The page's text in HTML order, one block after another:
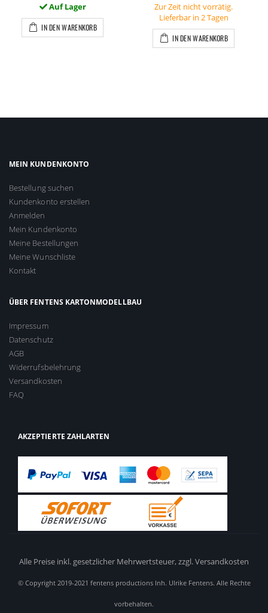
Auf Lager
IN DEN WARENKORB
Zur Zeit nicht vorrätig.
Lieferbar in 2 Tagen
IN DEN WARENKORB
MEIN KUNDENKONTO
Bestellung suchen
Kundenkonto erstellen
Anmelden
Mein Kundenkonto
Meine Bestellungen
Meine Wunschliste
Kontakt
ÜBER FENTENS KARTONMODELLBAU
Impressum
Datenschutz
AGB
Widerrufsbelehrung
Versandkosten
FAQ
AKZEPTIERTE ZAHLARTEN
Alle Preise inkl. gesetzlicher Mehrwertsteuer,zzgl. Versandkosten
© Copyright 2019-2021 fentens productions Inh. Ulrike Fentens. Alle Rechte
vorbehalten.